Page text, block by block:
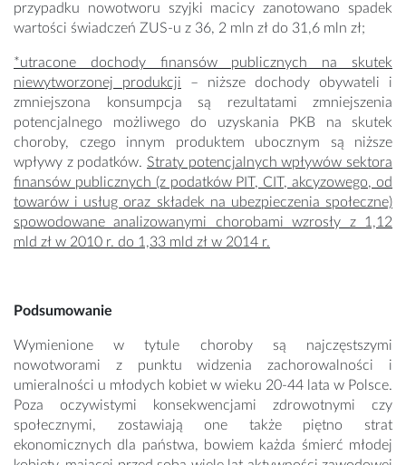
przypadku nowotworu szyjki macicy zanotowano spadek
wartości świadczeń ZUS-u z 36, 2 mln zł do 31,6 mln zł;
*utracone dochody finansów publicznych na skutek
niewytworzonej produkcji – niższe dochody obywateli i
zmniejszona konsumpcja są rezultatami zmniejszenia
potencjalnego możliwego do uzyskania PKB na skutek
choroby, czego innym produktem ubocznym są niższe
wpływy z podatków. Straty potencjalnych wpływów sektora
finansów publicznych (z podatków PIT, CIT, akcyzowego, od
towarów i usług oraz składek na ubezpieczenia społeczne)
spowodowane analizowanymi chorobami wzrosły z 1,12
mld zł w 2010 r. do 1,33 mld zł w 2014 r.
Podsumowanie
Wymienione w tytule choroby są najczęstszymi
nowotworami z punktu widzenia zachorowalności i
umieralności u młodych kobiet w wieku 20-44 lata w Polsce.
Poza oczywistymi konsekwencjami zdrowotnymi czy
społecznymi, zostawiają one także piętno strat
ekonomicznych dla państwa, bowiem każda śmierć młodej